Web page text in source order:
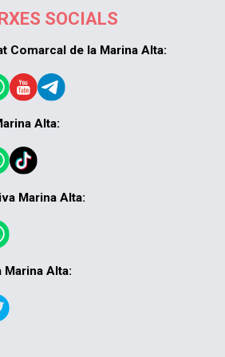
SOCIALS
Comarcal de la Marina Alta:
Alta:
Marina Alta:
Alta: